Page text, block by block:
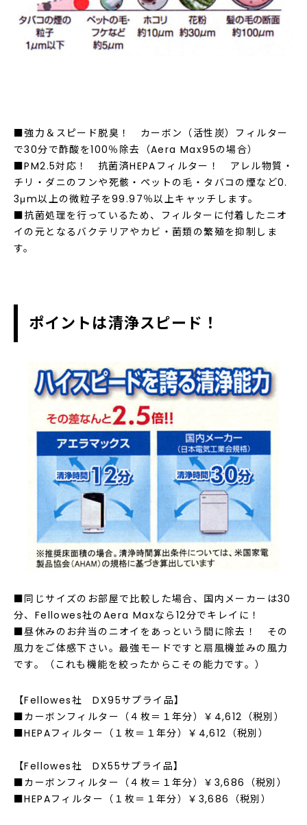
■強力＆スピード脱臭！ カーボン（活性炭）フィルター
で30分で酢酸を100％除去（Aera Max95の場合）
■PM2.5対応！ 抗菌済HEPAフィルター！ アレル物質・
チリ・ダニのフンや死骸・ペットの毛・タバコの煙など0.
3μm以上の微粒子を99.97％以上キャッチします。
■抗菌処理を行っているため、フィルターに付着したニオ
イの元となるバクテリアやカビ・菌類の繁殖を抑制しま
す。
ポイントは清浄スピード！
■同じサイズのお部屋で比較した場合、国内メーカーは30
分、Fellowes社のAera Maxなら12分でキレイに！
■昼休みのお弁当のニオイをあっという間に除去！ その
風力をご体感下さい。最強モードですと扇風機並みの風力
です。（これも機能を絞ったからこその能力です。）
【Fellowes社 DX95サプライ品】
■カーボンフィルター（４枚＝１年分）￥4,612（税別）
■HEPAフィルター（１枚＝１年分）￥4,612（税別）
【Fellowes社 DX55サプライ品】
■カーボンフィルター（４枚＝１年分）￥3,686（税別）
■HEPAフィルター（１枚＝１年分）￥3,686（税別）